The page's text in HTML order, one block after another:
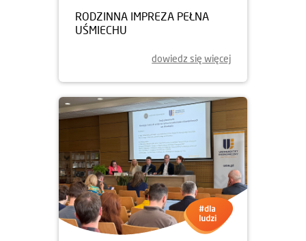
RODZINNA IMPREZA PEŁNA
UŚMIECHU
dowiedz się więcej